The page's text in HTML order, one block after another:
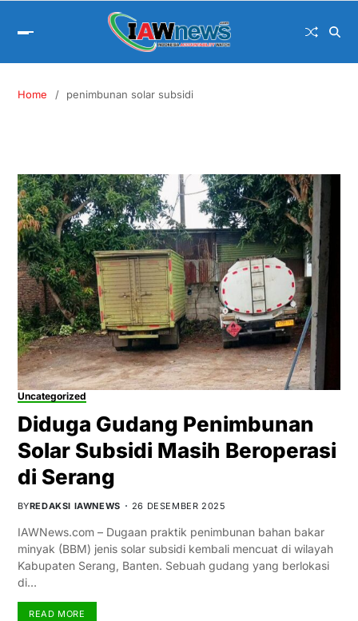
Home penimbunan solar subsidi
Uncategorized
Diduga Gudang Penimbunan
Solar Subsidi Masih Beroperasi
di Serang
BYREDAKSI IAWNEWS 26 DESEMBER 2025
IAWNews.com – Dugaan praktik penimbunan bahan bakar
minyak (BBM) jenis solar subsidi kembali mencuat di wilayah
Kabupaten Serang, Banten. Sebuah gudang yang berlokasi
di…
READ MORE